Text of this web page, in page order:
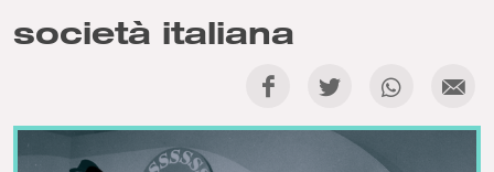
società italiana